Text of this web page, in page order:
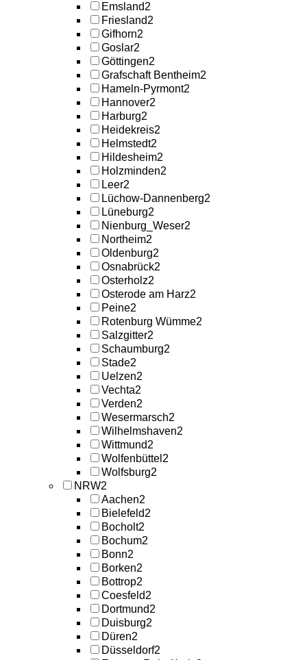
Emsland2
Friesland2
Gifhorn2
Goslar2
Göttingen2
Grafschaft Bentheim2
Hameln-Pyrmont2
Hannover2
Harburg2
Heidekreis2
Helmstedt2
Hildesheim2
Holzminden2
Leer2
Lüchow-Dannenberg2
Lüneburg2
Nienburg_Weser2
Northeim2
Oldenburg2
Osnabrück2
Osterholz2
Osterode am Harz2
Peine2
Rotenburg Wümme2
Salzgitter2
Schaumburg2
Stade2
Uelzen2
Vechta2
Verden2
Wesermarsch2
Wilhelmshaven2
Wittmund2
Wolfenbüttel 2
Wolfsburg2
NRW2
Aachen2
Bielefeld2
Bocholt2
Bochum2
Bonn2
Borken2
Bottrop2
Coesfeld2
Dortmund2
Duisburg2
Düren2
Düsseldorf2